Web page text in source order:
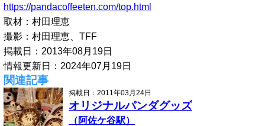
https://pandacoffeeten.com/top.html
取材：村田理恵
撮影：村田理恵、TFF
掲載日：2013年08月19日
情報更新日：2024年07月19日
関連記事
掲載日：2011年03月24日
オリジナルパンダグッズ
（阿佐ケ谷駅）